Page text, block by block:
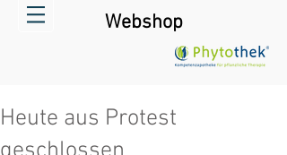
Webshop
Heute aus Protest